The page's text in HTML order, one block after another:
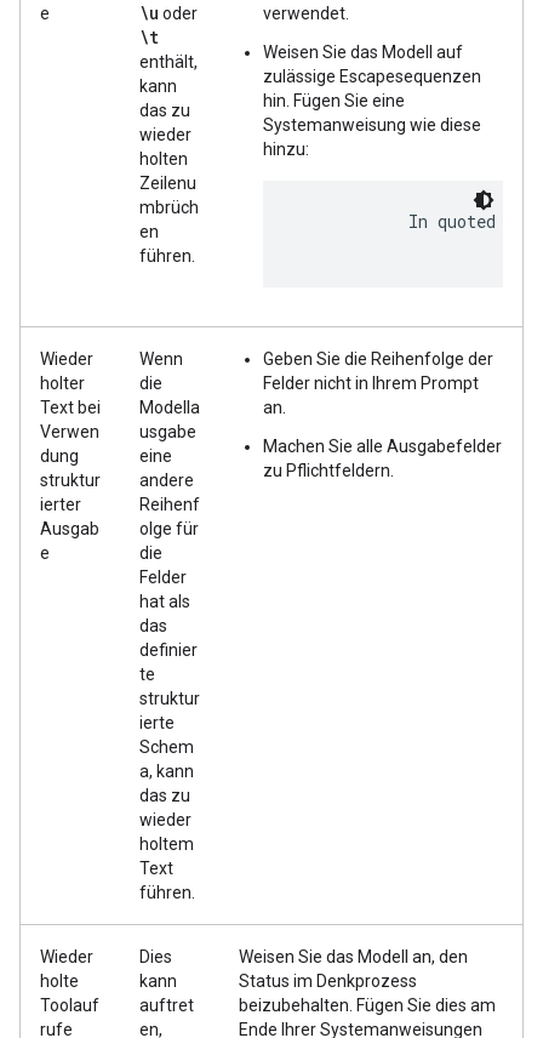
e
\u oder
\t
enthält,
kann
das zu
wieder
holten
Zeilenu
mbrüch
en
führen.
verwendet.
Weisen Sie das Modell auf
zulässige Escapesequenzen
hin. Fügen Sie eine
Systemanweisung wie diese
hinzu:
In quoted
Wieder
holter
Text bei
Verwen
dung
struktur
ierter
Ausgab
e
Wenn
die
Modella
usgabe
eine
andere
Reihenf
olge für
die
Felder
hat als
das
definier
te
struktur
ierte
Schem
a, kann
das zu
wieder
holtem
Text
führen.
Geben Sie die Reihenfolge der
Felder nicht in Ihrem Prompt
an.
Machen Sie alle Ausgabefelder
zu Pflichtfeldern.
Wieder
holte
Toolauf
rufe
Dies
kann
auftret
en,
Weisen Sie das Modell an, den
Status im Denkprozess
beizubehalten. Fügen Sie dies am
Ende Ihrer Systemanweisungen